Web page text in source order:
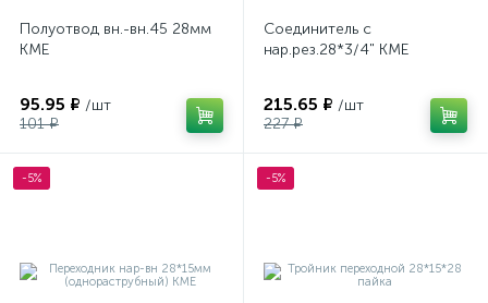
Полуотвод вн.-вн.45 28мм
КМЕ
95.95 ₽ /шт
101 ₽
Соединитель с
нар.рез.28*3/4" КМЕ
215.65 ₽ /шт
227 ₽
-5% -5%